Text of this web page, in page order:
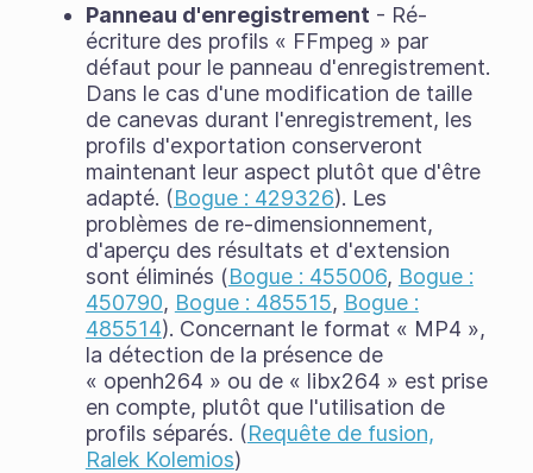
Panneau d'enregistrement - Ré-
écriture des profils « FFmpeg » par
défaut pour le panneau d'enregistrement.
Dans le cas d'une modification de taille
de canevas durant l'enregistrement, les
profils d'exportation conserveront
maintenant leur aspect plutôt que d'être
adapté. (Bogue : 429326). Les
problèmes de re-dimensionnement,
d'aperçu des résultats et d'extension
sont éliminés (Bogue : 455006, Bogue :
450790, Bogue : 485515, Bogue :
485514). Concernant le format « MP4 »,
la détection de la présence de
« openh264 » ou de « libx264 » est prise
en compte, plutôt que l'utilisation de
profils séparés. (Requête de fusion,
Ralek Kolemios)